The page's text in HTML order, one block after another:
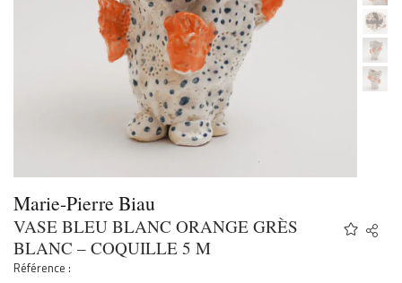
Marie-Pierre Biau
VASE BLEU BLANC ORANGE GRÈS
BLANC – COQUILLE 5 M
Référence :
Share
Twitter